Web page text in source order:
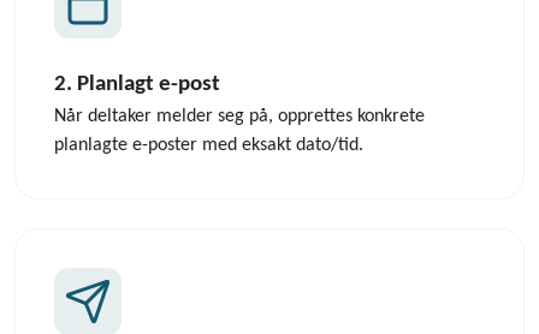
2. Planlagt e-post
Når deltaker melder seg på, opprettes konkrete
planlagte e-poster med eksakt dato/tid.